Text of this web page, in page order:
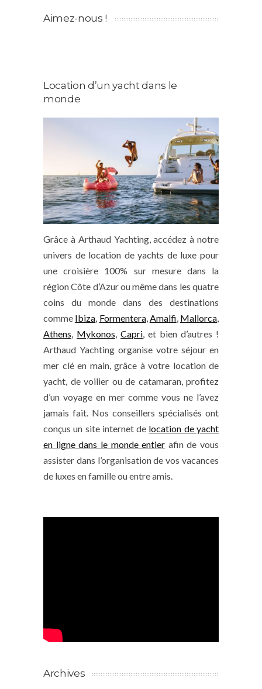
Aimez-nous !
Location d’un yacht dans le
monde
Grâce à Arthaud Yachting, accédez à notre
univers de location de yachts de luxe pour
une croisière 100% sur mesure dans la
région Côte d’Azur ou même dans les quatre
coins du monde dans des destinations
comme Ibiza, Formentera,Amalfi, Mallorca,
Athens, Mykonos, Capri, et bien d’autres !
Arthaud Yachting organise votre séjour en
mer clé en main, grâce à votre location de
yacht, de voilier ou de catamaran, profitez
d’un voyage en mer comme vous ne l’avez
jamais fait. Nos conseillers spécialisés ont
conçus un site internet de location de yacht
en ligne dans le monde entier afin de vous
assister dans l’organisation de vos vacances
de luxes en famille ou entre amis.
Archives